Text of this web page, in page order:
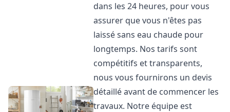
dans les 24 heures, pour vous
assurer que vous n'êtes pas
laissé sans eau chaude pour
longtemps. Nos tarifs sont
compétitifs et transparents,
nous vous fournirons un devis
détaillé avant de commencer les
travaux. Notre équipe est